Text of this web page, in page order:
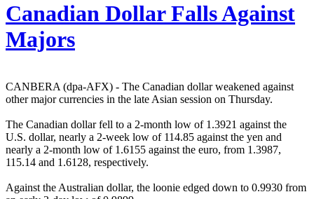
Canadian Dollar Falls Against
Majors
CANBERA (dpa-AFX) - The Canadian dollar weakened against
other major currencies in the late Asian session on Thursday.
The Canadian dollar fell to a 2-month low of 1.3921 against the
U.S. dollar, nearly a 2-week low of 114.85 against the yen and
nearly a 2-month low of 1.6155 against the euro, from 1.3987,
115.14 and 1.6128, respectively.
Against the Australian dollar, the loonie edged down to 0.9930 from